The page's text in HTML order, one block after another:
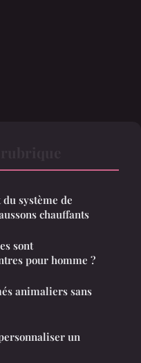
système de
chauffants
sont
pour homme ?
animaliers sans
un